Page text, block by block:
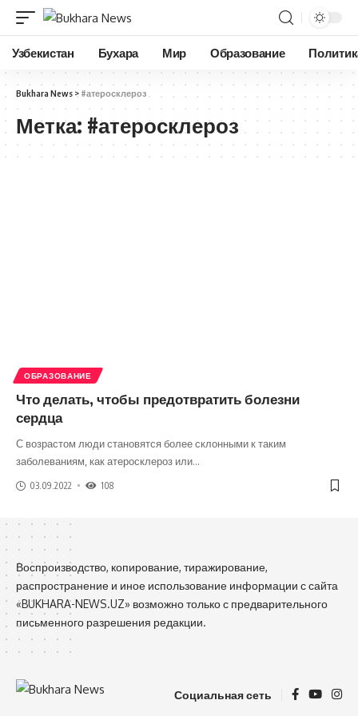
Узбекистан Бухара Мир Образование
Bukhara News > #атеросклероз
Метка: #атеросклероз
ОБРАЗОВАНИЕ
Что делать, чтобы предотвратить болезни
сердца
С возрастом люди становятся более склонными к таким
заболеваниям, как атеросклероз или…
03.09.2022 108
Воспроизводство, копирование, тиражирование,
распространение и иное использование информации с сайта
«BUKHARA-NEWS.UZ» возможно только с предварительного
письменного разрешения редакции.
Социальная сеть